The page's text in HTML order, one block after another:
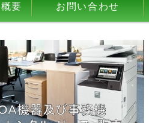
要 お問い合わせ